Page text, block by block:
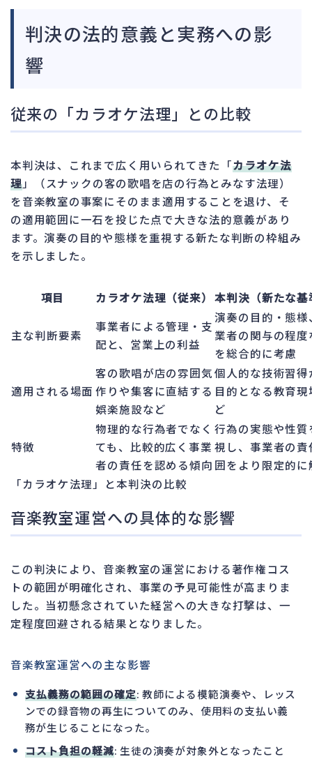
判決の法的意義と実務への影
響
従来の「カラオケ法理」との比較
本判決は、これまで広く用いられてきた「カラオケ法
理」（スナックの客の歌唱を店の行為とみなす法理）
を音楽教室の事案にそのまま適用することを退け、そ
の適用範囲に一石を投じた点で大きな法的意義があり
ます。演奏の目的や態様を重視する新たな判断の枠組み
を示しました。
項目 カラオケ法理（従来） 本判決（新たな基
主な判断要素
事業者による管理・支
配と、営業上の利益
演奏の目的・態様
業者の関与の程度
を総合的に考慮
適用される場面
客の歌唱が店の雰囲気
作りや集客に直結する
娯楽施設など
個人的な技術習得
目的となる教育現
ど
特徴
物理的な行為者でなく
ても、比較的広く事業
者の責任を認める傾向
行為の実態や性質
視し、事業者の責
囲をより限定的に
「カラオケ法理」と本判決の比較
音楽教室運営への具体的な影響
この判決により、音楽教室の運営における著作権コス
トの範囲が明確化され、事業の予見可能性が高まりま
した。当初懸念されていた経営への大きな打撃は、一
定程度回避される結果となりました。
音楽教室運営への主な影響
支払義務の範囲の確定: 教師による模範演奏や、レッス
ンでの録音物の再生についてのみ、使用料の支払い義
務が生じることになった。
コスト負担の軽減: 生徒の演奏が対象外となったこと